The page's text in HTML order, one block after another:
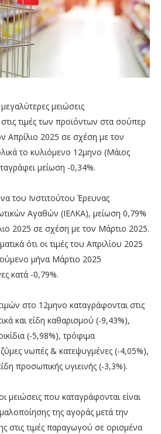
μειώσεις
τιμές των προϊόντων στα σούπερ
Απρίλιο 2025 σε σχέση με τον
το κυλιόμενο 12μηνο (Μάιος
μείωση -0,34%.
του Ινστιτούτου Έρευνας
Αγαθών (ΙΕΛΚΑ), μείωση 0,79%
2025 σε σχέση με τον Μάρτιο 2025.
ότι οι τιμές του Απριλίου 2025
μήνα Μάρτιο 2025
κατά -0,79%.
στο 12μηνο καταγράφονται στις
και είδη καθαρισμού (-9,43%),
(-5,98%), τρόφιμα
νωπές & κατεψυγμένες (-4,05%),
προσωπικής υγιεινής (-3,3%).
μειώσεις που καταγράφονται είναι
της αγοράς μετά την
στις τιμές παραγωγού σε ορισμένα